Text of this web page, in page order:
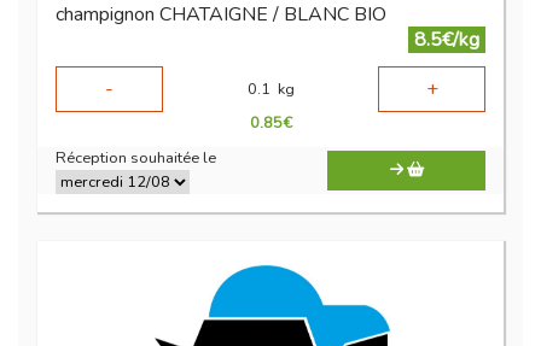
champignon CHATAIGNE / BLANC BIO
8.5€/kg
-
0.1 kg +
0.85€
Réception souhaitée le